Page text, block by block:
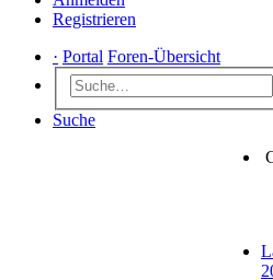
Registrieren
· Portal Foren-Übersicht
Suche